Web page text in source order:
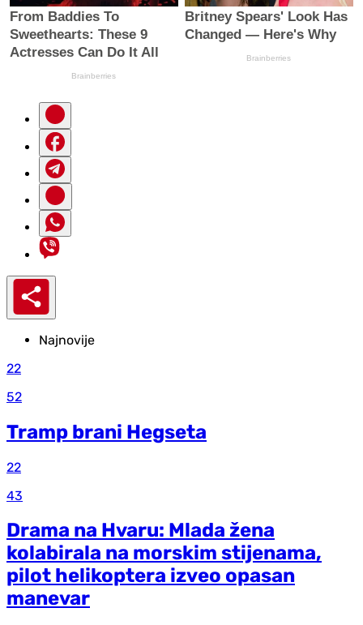
Najnovije
22
52
Tramp brani Hegseta
22
43
Drama na Hvaru: Mlada žena
kolabirala na morskim stijenama,
pilot helikoptera izveo opasan
manevar